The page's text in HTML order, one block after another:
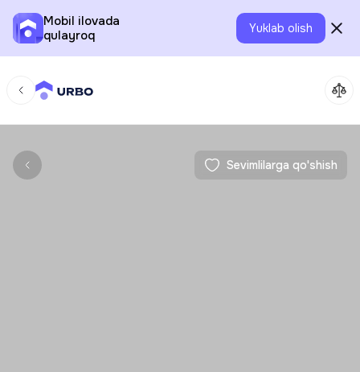
Mobil ilovada
qulayroq
Yuklab olish
Sevimlilarga qo'shish